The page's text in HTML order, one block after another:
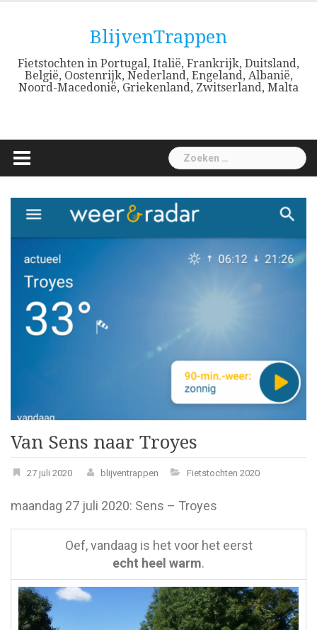
BlijvenTrappen
Fietstochten in Portugal, Italië, Frankrijk, Duitsland,
België, Oostenrijk, Nederland, Engeland, Albanië,
Noord-Macedonië, Griekenland, Zwitserland, Malta
Zoeken
naar:
Van Sens naar Troyes
27 juli 2020 blijventrappen Fietstochten 2020
maandag 27 juli 2020: Sens – Troyes
Oef, vandaag is het voor het eerst
echt heel warm.